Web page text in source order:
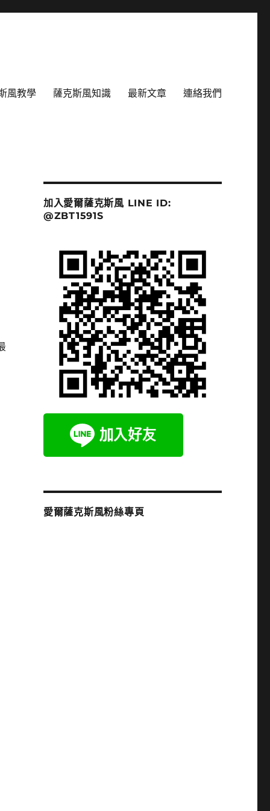
風教學 薩克斯風知識 最新文章 連絡我們
加入愛爾薩克斯風 LINE ID:
@ZBT1591S
愛爾薩克斯風粉絲專頁